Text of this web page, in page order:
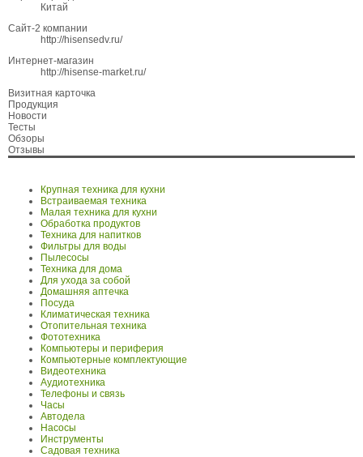
Китай
Сайт-2 компании
http://hisensedv.ru/
Интернет-магазин
http://hisense-market.ru/
Визитная карточка
Продукция
Новости
Тесты
Обзоры
Отзывы
Крупная техника для кухни
Встраиваемая техника
Малая техника для кухни
Обработка продуктов
Техника для напитков
Фильтры для воды
Пылесосы
Техника для дома
Для ухода за собой
Домашняя аптечка
Посуда
Климатическая техника
Отопительная техника
Фототехника
Компьютеры и периферия
Компьютерные комплектующие
Видеотехника
Аудиотехника
Телефоны и связь
Часы
Автодела
Насосы
Инструменты
Садовая техника